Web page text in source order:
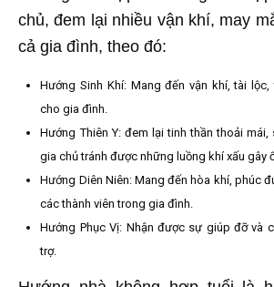
chủ, đem lại nhiều vận khí, may
cả gia đình, theo đó:
Hướng Sinh Khí: Mang đến vận khí, tài
cho gia đình.
Hướng Thiên Y: đem lại tinh thần thoải
gia chủ tránh được những luồng khí xấu gây
Hướng Diên Niên: Mang đến hòa khí, phúc
các thành viên trong gia đình.
Hướng Phục Vị: Nhận được sự giúp đỡ và
trợ.